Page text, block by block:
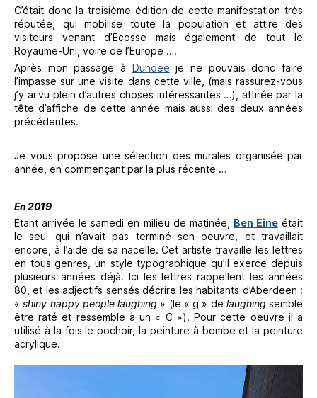
C’était donc la troisième édition de cette manifestation très
réputée, qui mobilise toute la population et attire des
visiteurs venant d’Ecosse mais également de tout le
Royaume-Uni, voire de l’Europe ….
Après mon passage à Dundee je ne pouvais donc faire
l’impasse sur une visite dans cette ville, (mais rassurez-vous
j’y ai vu plein d’autres choses intéressantes …), attirée par la
tête d’affiche de cette année mais aussi des deux années
précédentes.
Je vous propose une sélection des murales organisée par
année, en commençant par la plus récente …
En 2019
Etant arrivée le samedi en milieu de matinée, Ben Eineétait
le seul qui n’avait pas terminé son oeuvre, et travaillait
encore, à l’aide de sa nacelle. Cet artiste travaille les lettres
en tous genres, un style typographique qu’il exerce depuis
plusieurs années déjà. Ici les lettres rappellent les années
80, et les adjectifs sensés décrire les habitants d’Aberdeen :
«shiny happy people laughing » (le « g » de laughing semble
être raté et ressemble à un « C »). Pour cette oeuvre il a
utilisé à la fois le pochoir, la peinture à bombe et la peinture
acrylique.